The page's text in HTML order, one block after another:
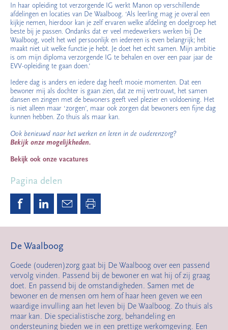
In haar opleiding tot verzorgende IG werkt Manon op verschillende
afdelingen en locaties van De Waalboog. ‘Als leerling mag je overal een
kijkje nemen, hierdoor kan je zelf ervaren welke afdeling en doelgroep het
beste bij je passen. Ondanks dat er veel medewerkers werken bij De
Waalboog, voelt het wel persoonlijk en iedereen is even belangrijk; het
maakt niet uit welke functie je hebt. Je doet het echt samen. Mijn ambitie
is om mijn diploma verzorgende IG te behalen en over een paar jaar de
EVV-opleiding te gaan doen.’
Iedere dag is anders en iedere dag heeft mooie momenten. Dat een
bewoner mij als dochter is gaan zien, dat ze mij vertrouwt, het samen
dansen en zingen met de bewoners geeft veel plezier en voldoening. Het
is niet alleen maar ‘zorgen’, maar ook zorgen dat bewoners een fijne dag
kunnen hebben. Zo thuis als maar kan.
Ook benieuwd naar het werken en leren in de ouderenzorg?
Bekijk onze mogelijkheden.
Bekijk ook onze vacatures
Pagina delen
De Waalboog
Goede (ouderen)zorg gaat bij De Waalboog over een passend
vervolg vinden. Passend bij de bewoner en wat hij of zij graag
doet. En passend bij de omstandigheden. Samen met de
bewoner en de mensen om hem of haar heen geven we een
waardige invulling aan het leven bij De Waalboog. Zo thuis als
maar kan. Die specialistische zorg, behandeling en
ondersteuning bieden we in een prettige werkomgeving. Een